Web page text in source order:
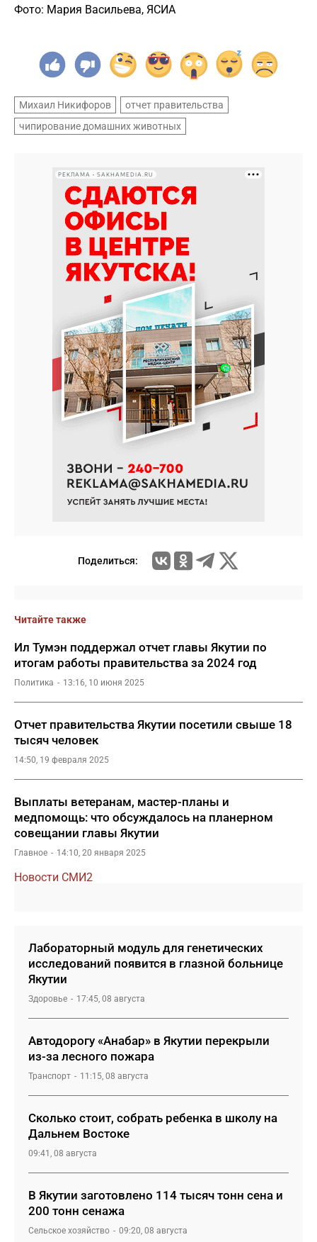
Фото: Мария Васильева, ЯСИА
Михаил Никифоров
отчет правительства
чипирование домашних животных
РЕКЛАМА • SAKHAMEDIA.RU
Поделиться:
Читайте также
Ил Тумэн поддержал отчет главы Якутии по
итогам работы правительства за 2024 год
Политика 13:16, 10 июня 2025
Отчет правительства Якутии посетили свыше 18
тысяч человек
14:50, 19 февраля 2025
Выплаты ветеранам, мастер-планы и
медпомощь: что обсуждалось на планерном
совещании главы Якутии
Главное 14:10, 20 января 2025
Новости СМИ2
Лабораторный модуль для генетических
исследований появится в глазной больнице
Якутии
Здоровье 17:45, 08 августа
Автодорогу «Анабар» в Якутии перекрыли
из-за лесного пожара
Транспорт 11:15, 08 августа
Сколько стоит, собрать ребенка в школу на
Дальнем Востоке
09:41, 08 августа
В Якутии заготовлено 114 тысяч тонн сена и
200 тонн сенажа
Сельское хозяйство 09:20, 08 августа